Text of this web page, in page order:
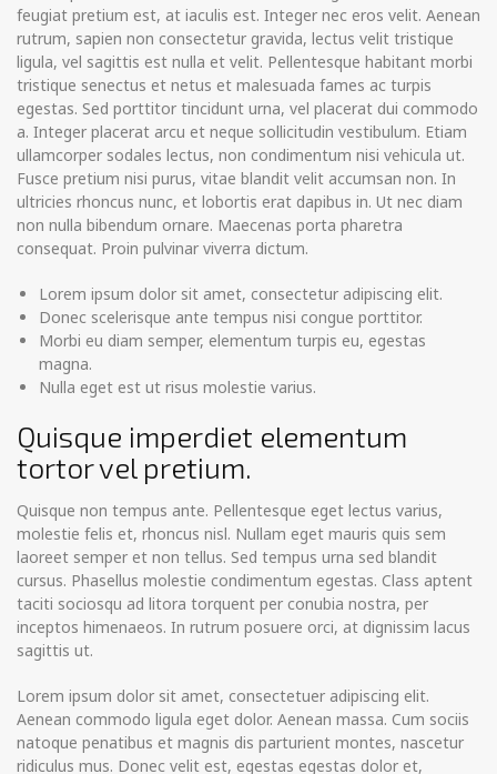
feugiat pretium est, at iaculis est. Integer nec eros velit. Aenean
rutrum, sapien non consectetur gravida, lectus velit tristique
ligula, vel sagittis est nulla et velit. Pellentesque habitant morbi
tristique senectus et netus et malesuada fames ac turpis
egestas. Sed porttitor tincidunt urna, vel placerat dui commodo
a. Integer placerat arcu et neque sollicitudin vestibulum. Etiam
ullamcorper sodales lectus, non condimentum nisi vehicula ut.
Fusce pretium nisi purus, vitae blandit velit accumsan non. In
ultricies rhoncus nunc, et lobortis erat dapibus in. Ut nec diam
non nulla bibendum ornare. Maecenas porta pharetra
consequat. Proin pulvinar viverra dictum.
Lorem ipsum dolor sit amet, consectetur adipiscing elit.
Donec scelerisque ante tempus nisi congue porttitor.
Morbi eu diam semper, elementum turpis eu, egestas
magna.
Nulla eget est ut risus molestie varius.
Quisque imperdiet elementum
tortor vel pretium.
Quisque non tempus ante. Pellentesque eget lectus varius,
molestie felis et, rhoncus nisl. Nullam eget mauris quis sem
laoreet semper et non tellus. Sed tempus urna sed blandit
cursus. Phasellus molestie condimentum egestas. Class aptent
taciti sociosqu ad litora torquent per conubia nostra, per
inceptos himenaeos. In rutrum posuere orci, at dignissim lacus
sagittis ut.
Lorem ipsum dolor sit amet, consectetuer adipiscing elit.
Aenean commodo ligula eget dolor. Aenean massa. Cum sociis
natoque penatibus et magnis dis parturient montes, nascetur
ridiculus mus. Donec velit est, egestas egestas dolor et,